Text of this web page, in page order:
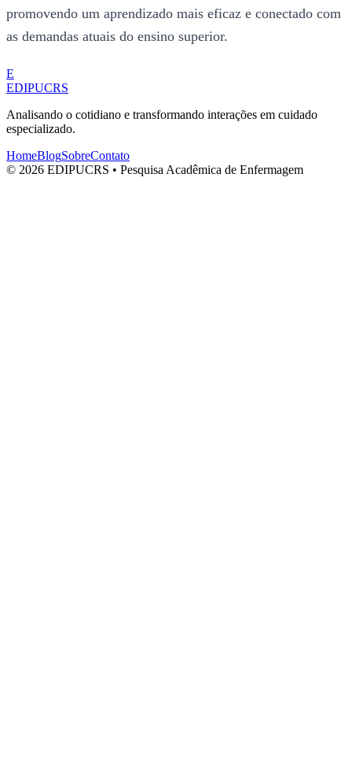
promovendo um aprendizado mais eficaz e conectado com
as demandas atuais do ensino superior.
E
EDIPUCRS
Analisando o cotidiano e transformando interações em cuidado
especializado.
HomeBlogSobreContato
© 2026 EDIPUCRS • Pesquisa Acadêmica de Enfermagem